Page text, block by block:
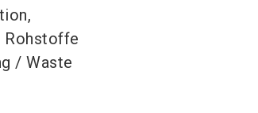
Rohstoffe
/ Waste